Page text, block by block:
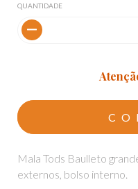
QUANTIDADE
Mala Tods Baulleto
externos, bolso interno.